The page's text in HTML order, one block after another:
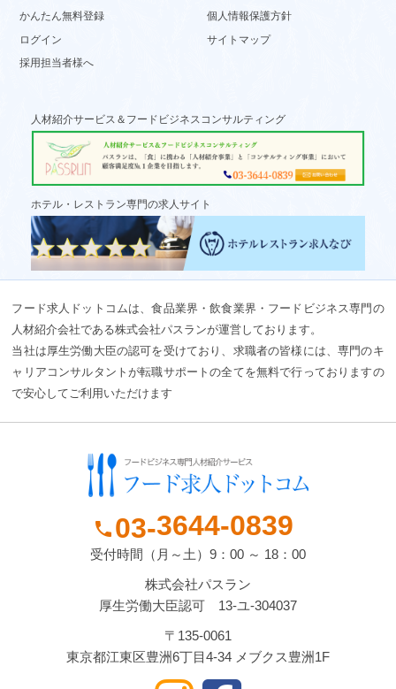
かんたん無料登録
ログイン
採用担当者様へ
個人情報保護方針
サイトマップ
人材紹介サービス＆フードビジネスコンサルティング
ホテル・レストラン専門の求人サイト
フード求人ドットコムは、食品業界・飲食業界・フードビジネス専門の
人材紹介会社である株式会社パスランが運営しております。
当社は厚生労働大臣の認可を受けており、求職者の皆様には、専門のキ
ャリアコンサルタントが転職サポートの全てを無料で行っておりますの
で安心してご利用いただけます
phone 03-3644-0839
受付時間（月～土）9：00 ～ 18：00
株式会社パスラン
厚生労働大臣認可 13-ユ-304037
〒135-0061
東京都江東区豊洲6丁目4-34 メブクス豊洲1F